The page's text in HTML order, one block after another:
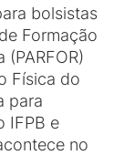
bolsistas
Formação
Física do
para
IFPB e
no